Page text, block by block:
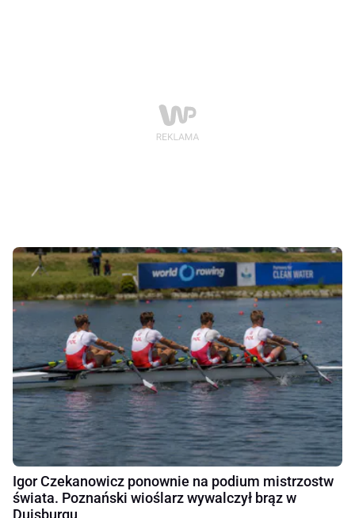
Igor Czekanowicz ponownie na podium mistrzostw
świata. Poznański wioślarz wywalczył brąz w
Duisburgu